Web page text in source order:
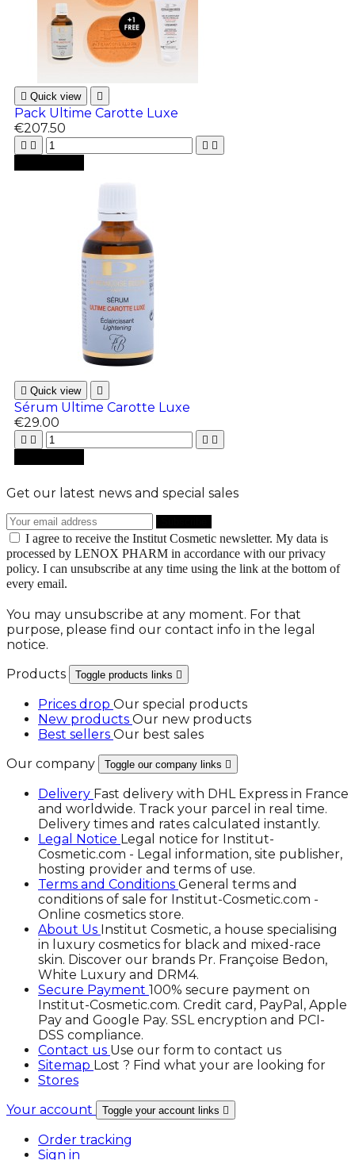
 Quick view 
Pack Ultime Carotte Luxe
€207.50
   
 Quick view 
Sérum Ultime Carotte Luxe
€29.00
   
Get our latest news and special sales
I agree to receive the Institut Cosmetic newsletter. My data is
processed by LENOX PHARM in accordance with our privacy
policy. I can unsubscribe at any time using the link at the bottom of
every email.
You may unsubscribe at any moment. For that
purpose, please find our contact info in the legal
notice.
Products
Toggle products links 
Prices drop Our special products
New products Our new products
Best sellers Our best sales
Our company
Toggle our company links 
Delivery Fast delivery with DHL Express in France
and worldwide. Track your parcel in real time.
Delivery times and rates calculated instantly.
Legal Notice Legal notice for Institut-
Cosmetic.com - Legal information, site publisher,
hosting provider and terms of use.
Terms and Conditions General terms and
conditions of sale for Institut-Cosmetic.com -
Online cosmetics store.
About Us Institut Cosmetic, a house specialising
in luxury cosmetics for black and mixed-race
skin. Discover our brands Pr. Françoise Bedon,
White Luxury and DRM4.
Secure Payment 100% secure payment on
Institut-Cosmetic.com. Credit card, PayPal, Apple
Pay and Google Pay. SSL encryption and PCI-
DSS compliance.
Contact us Use our form to contact us
Sitemap Lost ? Find what your are looking for
Stores
Your account
Toggle your account links 
Order tracking
Sign in